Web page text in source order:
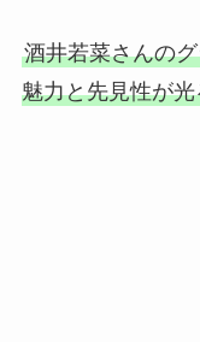
酒井若菜さんの
魅力と先見性が